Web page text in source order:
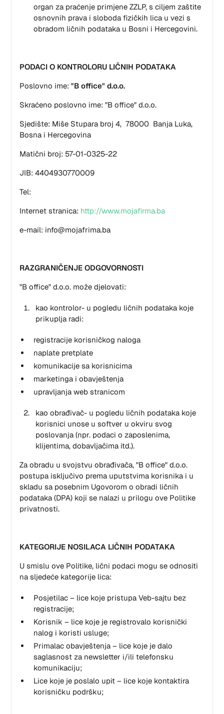
organ za praćenje primjene ZZLP, s ciljem zaštite
osnovnih prava i sloboda fizičkih lica u vezi s
obradom ličnih podataka u Bosni i Hercegovini.
PODACI O KONTROLORU LIČNIH PODATAKA
Poslovno ime:"B office" d.o.o.
Skraćeno poslovno ime: "B office" d.o.o.
Sjedište: Miše Stupara broj 4, 78000 Banja Luka,
Bosna i Hercegovina
Matični broj: 57-01-0325-22
JIB: 4404930770009
Tel:
Internet stranica: http://www.mojafirma.ba
e-mail: info@mojafrima.ba
RAZGRANIČENJE ODGOVORNOSTI
"B office" d.o.o. može djelovati:
kao kontrolor- u pogledu ličnih podataka koje
prikuplja radi:
registracije korisničkog naloga
naplate pretplate
komunikacije sa korisnicima
marketinga i obavještenja
upravljanja web stranicom
kao obrađivač- u pogledu ličnih podataka koje
korisnici unose u softver u okviru svog
poslovanja (npr. podaci o zaposlenima,
klijentima, dobavljačima itd.).
Za obradu u svojstvu obrađivača, "B office" d.o.o.
postupa isključivo prema uputstvima korisnika i u
skladu sa posebnim Ugovorom o obradi ličnih
podataka (DPA) koji se nalazi u prilogu ove Politike
privatnosti.
KATEGORIJE NOSILACA LIČNIH PODATAKA
U smislu ove Politike, lični podaci mogu se odnositi
na sljedeće kategorije lica:
Posjetilac – lice koje pristupa Veb-sajtu bez
registracije;
Korisnik – lice koje je registrovalo korisnički
nalog i koristi usluge;
Primalac obavještenja – lice koje je dalo
saglasnost za newsletter i/ili telefonsku
komunikaciju;
Lice koje je poslalo upit – lice koje kontaktira
korisničku podršku;